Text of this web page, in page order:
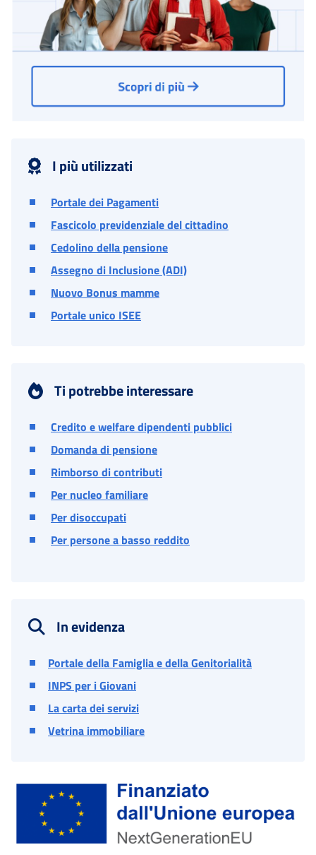
I più utilizzati
Portale dei Pagamenti
Fascicolo previdenziale del cittadino
Cedolino della pensione
Assegno di Inclusione (ADI)
Nuovo Bonus mamme
Portale unico ISEE
Ti potrebbe interessare
Credito e welfare dipendenti pubblici
Domanda di pensione
Rimborso di contributi
Per nucleo familiare
Per disoccupati
Per persone a basso reddito
In evidenza
Portale della Famiglia e della Genitorialità
INPS per i Giovani
La carta dei servizi
Vetrina immobiliare